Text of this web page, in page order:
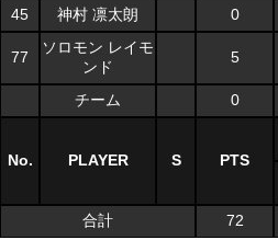
45
神村 凛太朗 0
77
ソロモン レイモ
ンド
5
チーム 0
No. PLAYER S PTS
合計 72